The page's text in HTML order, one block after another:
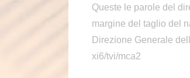
Queste le parole del
margine del taglio del
Direzione Generale
xi6/tvi/mca2